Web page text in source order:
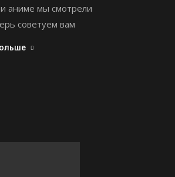
аниме мы смотрели
советуем вам